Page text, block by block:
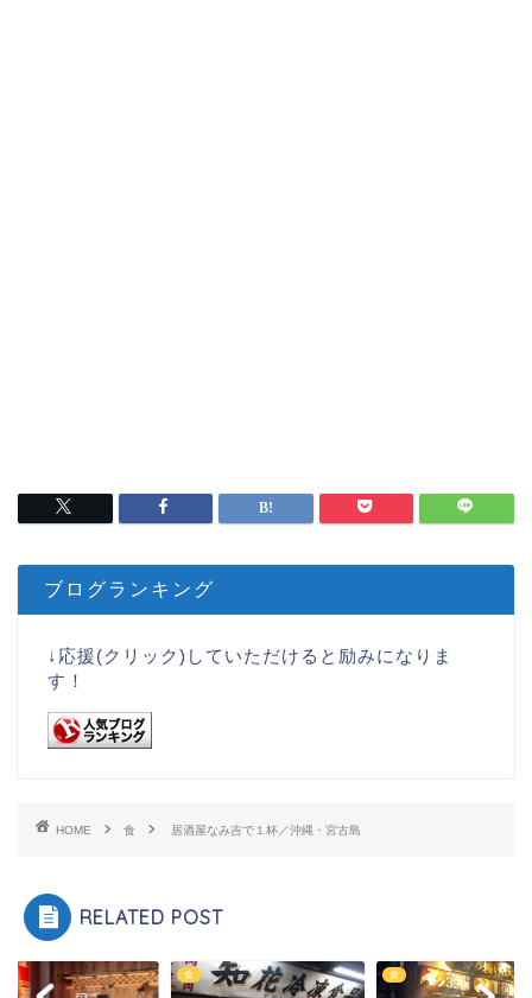
ブログランキング
↓応援(クリック)していただけると励みになりま
す！
HOME 食 居酒屋なみ吉で１杯／沖縄・宮古島
RELATED POST
食 食